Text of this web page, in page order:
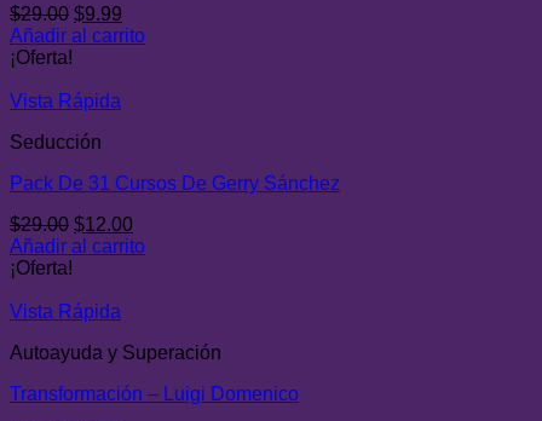
$29.00 El
precio
$29.00.
$9.99
precio
Añadir al carrito
¡Oferta!
Vista Rápida
Seducción
Pack De 31 Cursos De Gerry Sánchez
$29.00 El
precio
$29.00.
$12.00El
precio
Añadir al carrito
¡Oferta!
Vista Rápida
Autoayuda y Superación
Transformación – Luigi Domenico